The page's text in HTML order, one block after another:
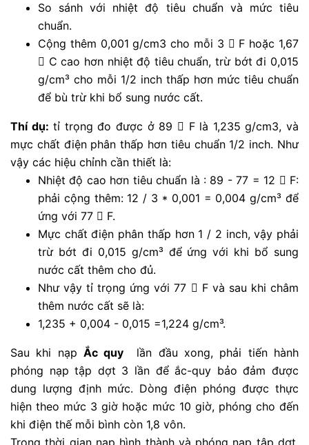
So sánh với nhiệt độ tiêu chuẩn và mức tiêu
chuẩn.
Cộng thêm 0,001 g/cm3 cho mỗi 3  F hoặc 1,67
 C cao hơn nhiệt độ tiêu chuẩn, trừ bớt đi 0,015
g/cm³ cho mỗi 1/2 inch thấp hơn mức tiêu chuẩn
để bù trừ khi bổ sung nước cất.
Thí dụ: tỉ trọng đo được ở 89  F là 1,235 g/cm3, và
mực chất điện phân thấp hơn tiêu chuẩn 1/2 inch. Như
vậy các hiệu chỉnh cần thiết là:
Nhiệt độ cao hơn tiêu chuẩn là : 89 - 77 = 12  F:
phải cộng thêm: 12 / 3 * 0,001 = 0,004 g/cm³ để
ứng với 77  F.
Mực chất điện phân thấp hơn 1 / 2 inch, vậy phải
trừ bớt đi 0,015 g/cm³ để ứng với khi bổ sung
nước cất thêm cho đủ.
Như vậy tỉ trọng ứng với 77  F và sau khi châm
thêm nước cất sẽ là:
1,235 + 0,004 - 0,015 =1,224 g/cm³.
Sau khi nạpẮc quy
lần đầu xong, phải tiến hành
phóng nạp tập dợt 3 lần để ắc-quy bảo đảm được
dung lượng định mức. Dòng điện phóng được thực
hiện theo mức 3 giờ hoặc mức 10 giờ, phóng cho đến
khi điện thế mỗi bình còn 1,8 vôn.
Trong thời gian nạp hình thành và phóng nạp tập dợt,